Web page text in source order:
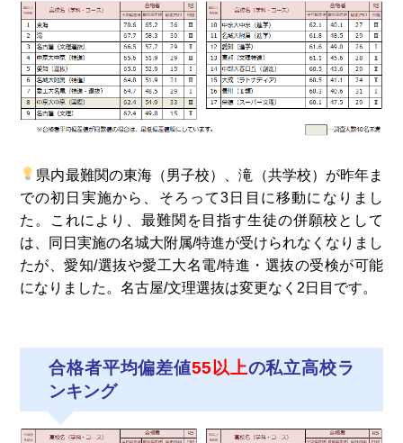
県内最難関の東海（男子校）、滝（共学校）が昨年ま
での初日実施から、そろって3日目に移動になりまし
た。これにより、最難関を目指す生徒の併願校として
は、同日実施の名城大附属/特進が受けられなくなりまし
たが、愛知/選抜や愛工大名電/特進・選抜の受検が可能
になりました。名古屋/文理選抜は変更なく2日目です。
合格者平均偏差値55以上の私立高校ラ
ンキング